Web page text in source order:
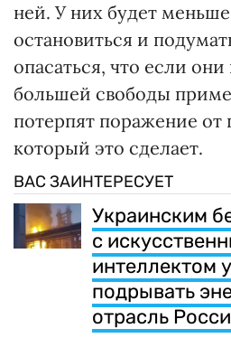
ней. У них будет
остановиться и
опасаться, что если они
большей свободы
потерпят поражение от
который это сделает.
ВАС ЗАИНТЕРЕСУЕТ
Украинским
с
интеллектом
подрывать
отрасль